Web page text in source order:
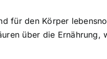
für den Körper
über die Ernährung,